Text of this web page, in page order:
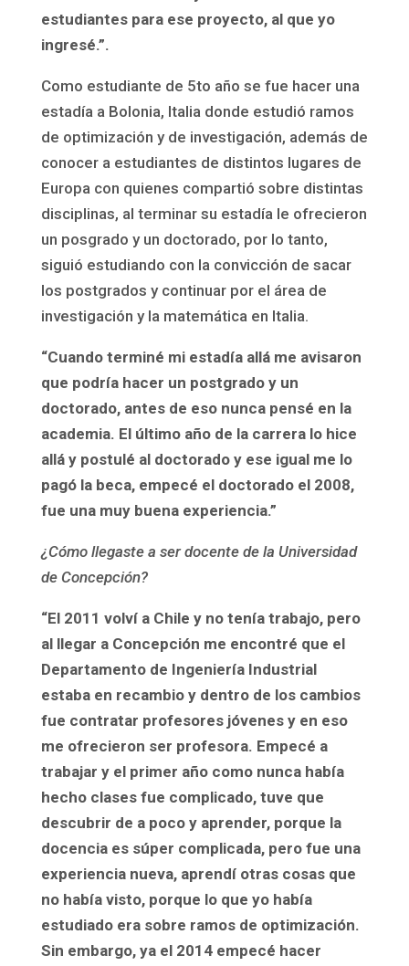
estudiantes para ese proyecto, al que yo
ingresé.”.
Como estudiante de 5to año se fue hacer una
estadía a Bolonia, Italia donde estudió ramos
de optimización y de investigación, además de
conocer a estudiantes de distintos lugares de
Europa con quienes compartió sobre distintas
disciplinas, al terminar su estadía le ofrecieron
un posgrado y un doctorado, por lo tanto,
siguió estudiando con la convicción de sacar
los postgrados y continuar por el área de
investigación y la matemática en Italia.
“Cuando terminé mi estadía allá me avisaron
que podría hacer un postgrado y un
doctorado, antes de eso nunca pensé en la
academia. El último año de la carrera lo hice
allá y postulé al doctorado y ese igual me lo
pagó la beca, empecé el doctorado el 2008,
fue una muy buena experiencia.”
¿Cómo llegaste a ser docente de la Universidad
de Concepción?
“El 2011 volví a Chile y no tenía trabajo, pero
al llegar a Concepción me encontré que el
Departamento de Ingeniería Industrial
estaba en recambio y dentro de los cambios
fue contratar profesores jóvenes y en eso
me ofrecieron ser profesora. Empecé a
trabajar y el primer año como nunca había
hecho clases fue complicado, tuve que
descubrir de a poco y aprender, porque la
docencia es súper complicada, pero fue una
experiencia nueva, aprendí otras cosas que
no había visto, porque lo que yo había
estudiado era sobre ramos de optimización.
Sin embargo, ya el 2014 empecé hacer